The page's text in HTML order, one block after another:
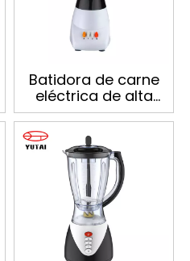
Batidora de carne
eléctrica de alta
velocidad y alta
calidad para cocina